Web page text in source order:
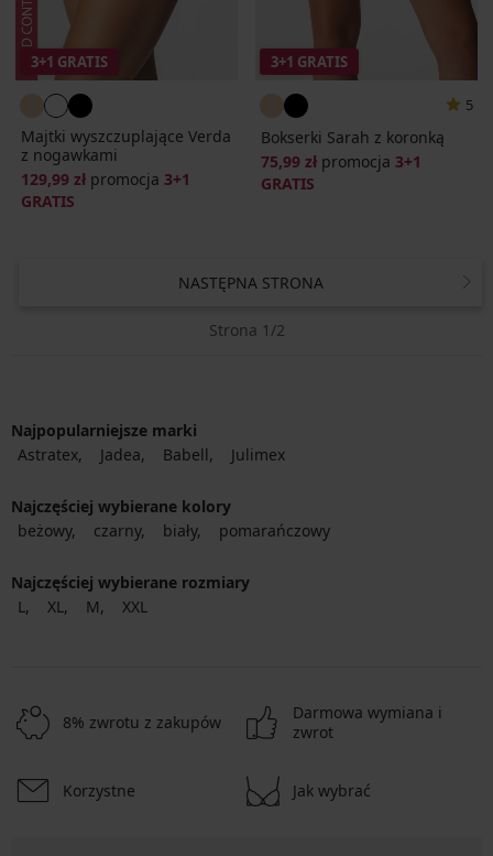
3+1 GRATIS
Majtki wyszczuplające Verda
z nogawkami
129,99 zł promocja 3+1
GRATIS
3+1 GRATIS
5
Bokserki Sarah z koronką
75,99 zł promocja 3+1
GRATIS
NASTĘPNA STRONA
Strona 1/2
Najpopularniejsze marki
Astratex
Jadea Babell Julimex
Najczęściej wybierane kolory
beżowy
czarny biały pomarańczowy
Najczęściej wybierane rozmiary
L
XL M XXL
8% zwrotu z zakupów
Darmowa wymiana i
zwrot
Korzystne Jak wybrać